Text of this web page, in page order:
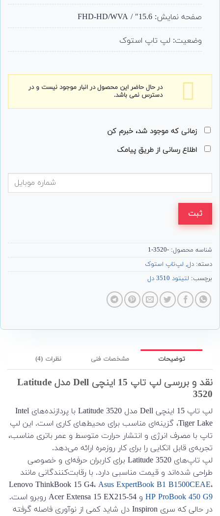
صفحه نمایش: 15.6″ / FHD-HD/WVA
وضعیت: لپ تاپ استوک
در حال حاضر این محصول در انبار موجود نیست و در
دسترس نمی باشد.
زمانی که موجود شد، خبرم کن
اطلاع رسانی از طریق پیامک
ثبت
شناسه محصول: -3520-1
دسته: دل, لپ‌تاپ استوک
برچسب: لتیتود 3510 دل
توضیحات مشخصات فنی نظرات (4)
نقد و بررسی لپ تاپ 15 اینچی Dell مدل Latitude
3520
لپ تاپ 15 اینچی Dell مدل Latitude 3520 با پردازنده‌های Intel
Tiger Lake، گزینه‌ای مناسب برای محیط‌های کاری است. این لپ
تاپ با مصرف انرژی و انتشار حرارت متوسط و عمر باتری مناسب،
تجربه‌ی قابل اتکایی را برای کار روزمره ارائه می‌دهد.
لپ تاپ‌های Latitude 3520 برای کاربران حرفه‌ای و خصوصی
طراحی شده‌اند و قیمت مناسبی دارد. با رقابت‌کنندگانی مانند
Lenovo ThinkBook 15 G4، Asus ExpertBook B1 B1500CEAE،
HP ProBook 450 G9 و Acer Extensa 15 EX215-54 روبرو است.
در حالی که سری Inspiron دل شاید کمی از نوآوری فاصله گرفته